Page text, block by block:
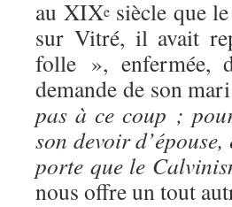
au XIXesiècle que
sur Vitré, il avait
folle », enfermée,
demande de son
pas à ce coup ;
son devoir
porte que le
nous offre un tout